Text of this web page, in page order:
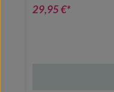
29,95 €*